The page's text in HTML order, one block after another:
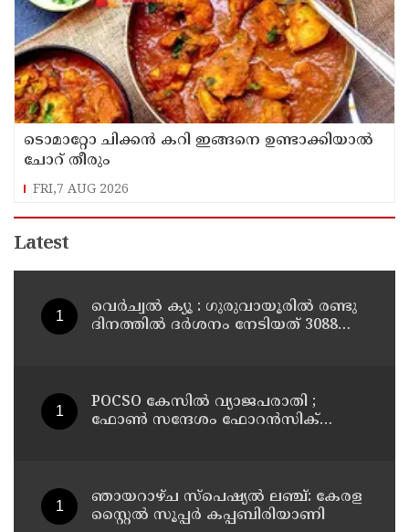
ടൊമാറ്റോ ചിക്കൻ കറി ഇങ്ങനെ ഉണ്ടാക്കിയാൽ
ചോറ് തീരും
FRI,7 AUG 2026
Latest
വെർച്വൽ ക്യൂ : ഗുരുവായൂരിൽ രണ്ടു
ദിനത്തിൽ ദർശനം നേടിയത് 3088
POCSO കേസിൽ വ്യാജപരാതി ;
ഫോൺ സന്ദേശം ഫോറൻസിക്
ഞായറാഴ്ച സ്പെഷ്യൽ ലഞ്ച്: കേരള
സ്റ്റൈൽ സൂപ്പർ കപ്പബിരിയാണി